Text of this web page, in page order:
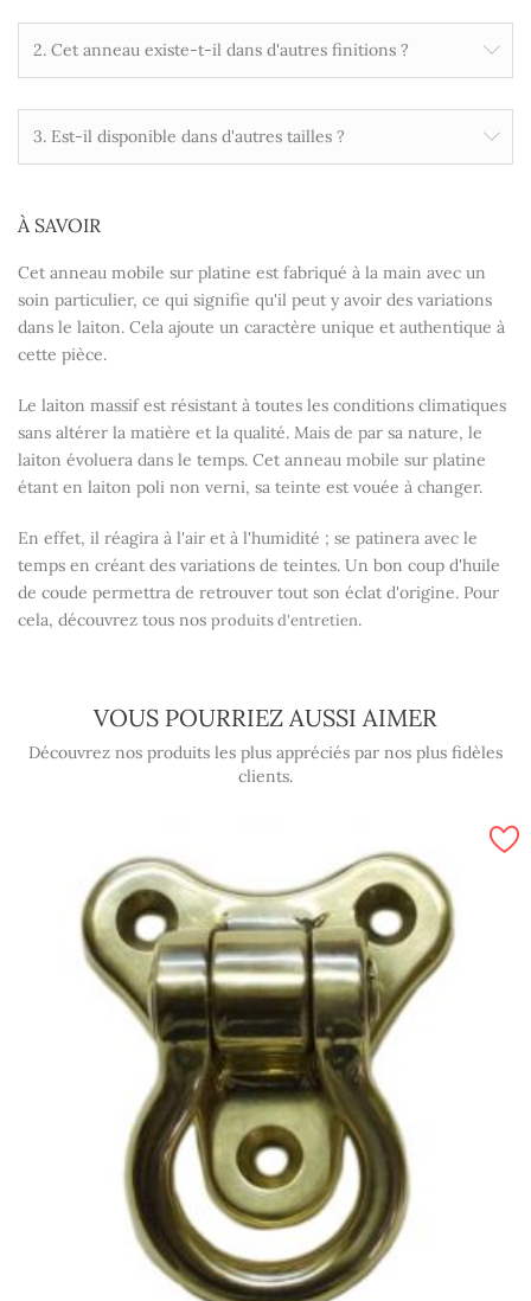
2. Cet anneau existe-t-il dans d'autres finitions ?
3. Est-il disponible dans d'autres tailles ?
À SAVOIR
Cet anneau mobile sur platine est fabriqué à la main avec un
soin particulier, ce qui signifie qu'il peut y avoir des variations
dans le laiton. Cela ajoute un caractère unique et authentique à
cette pièce.
Le laiton massif est résistant à toutes les conditions climatiques
sans altérer la matière et la qualité. Mais de par sa nature, le
laiton évoluera dans le temps. Cet anneau mobile sur platine
étant en laiton poli non verni, sa teinte est vouée à changer.
En effet, il réagira à l'air et à l'humidité ; se patinera avec le
temps en créant des variations de teintes. Un bon coup d'huile
de coude permettra de retrouver tout son éclat d'origine. Pour
cela, découvrez tous nos produits d'entretien.
VOUS POURRIEZ AUSSI AIMER
Découvrez nos produits les plus appréciés par nos plus fidèles
clients.